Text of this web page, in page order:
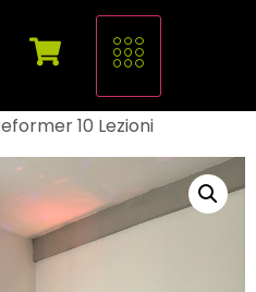
10 Lezioni